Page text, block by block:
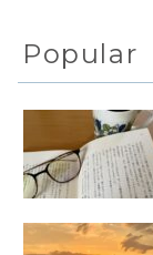
Popular